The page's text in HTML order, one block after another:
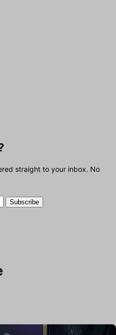
straight to your inbox. No
Subscribe